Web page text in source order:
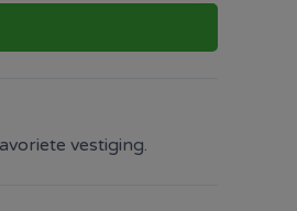
vestiging.